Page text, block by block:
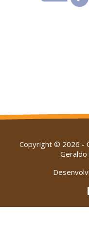
Copyright © 2026 -